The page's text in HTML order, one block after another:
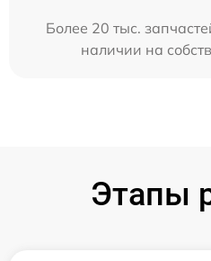
Более 20 тыс.
наличии на
Этапы